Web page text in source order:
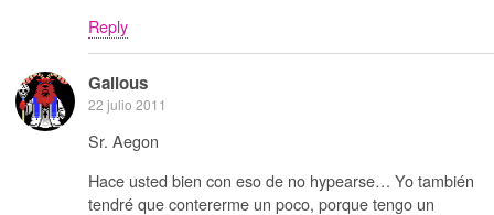
Reply
Galious
22 julio 2011
Sr. Aegon
Hace usted bien con eso de no hypearse… Yo también
tendré que contererme un poco, porque tengo un